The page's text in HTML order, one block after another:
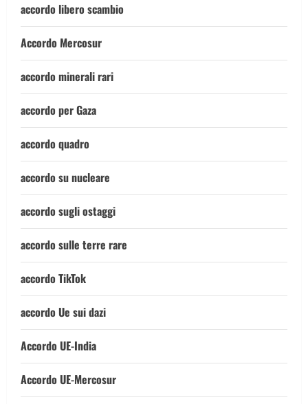
accordo libero scambio
Accordo Mercosur
accordo minerali rari
accordo per Gaza
accordo quadro
accordo su nucleare
accordo sugli ostaggi
accordo sulle terre rare
accordo TikTok
accordo Ue sui dazi
Accordo UE-India
Accordo UE-Mercosur